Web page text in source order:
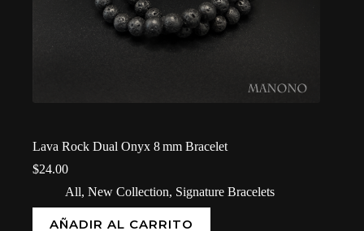
Lava Rock Dual Onyx 8 mm Bracelet
$24.00
All, New Collection, Signature Bracelets
AÑADIR AL CARRITO